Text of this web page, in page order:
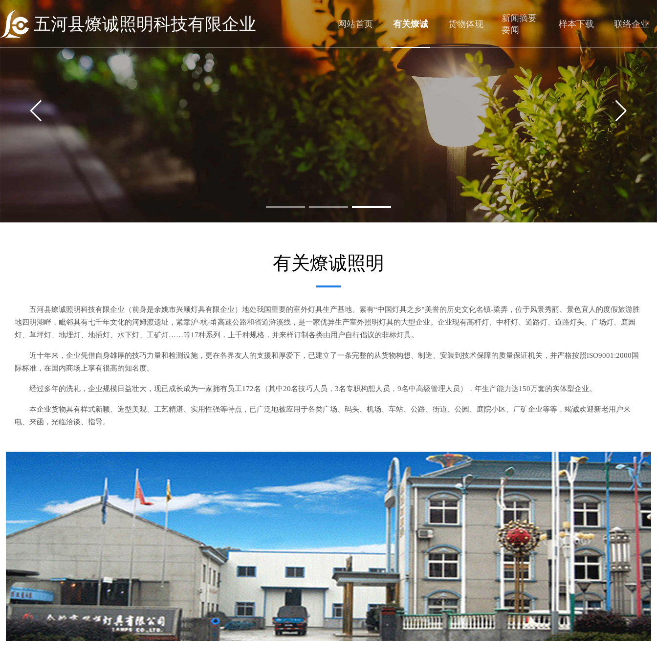
五河县燎诚照明科技有限企业 网站首页 有关燎诚 货物体现
新闻摘要
要闻
样本下载 联络企业
有关燎诚照明
五河县燎诚照明科技有限企业（前身是余姚市兴顺灯具有限企业）地处我国重要的室外灯具生产基地、素有“中国灯具之乡”美誉的历史文化名镇-梁弄，位于风景秀丽、景色宜人的度假旅游胜
地四明湖畔，毗邻具有七千年文化的河姆渡遗址，紧靠沪-杭-甬高速公路和省道浒溪线，是一家优异生产室外照明灯具的大型企业。企业现有高杆灯、中杆灯、道路灯、道路灯头、广场灯、庭园
灯、草坪灯、地埋灯、地插灯、水下灯、工矿灯……等17种系列，上千种规格，并来样订制各类由用户自行倡议的非标灯具。
近十年来，企业凭借自身雄厚的技巧力量和检测设施，更在各界友人的支援和厚爱下，已建立了一条完整的从货物构想、制造、安装到技术保障的质量保证机关，并严格按照ISO9001:2000国
际标准，在国内商场上享有很高的知名度。
经过多年的洗礼，企业规模日益壮大，现已成长成为一家拥有员工172名（其中20名技巧人员，3名专职构想人员，9名中高级管理人员），年生产能力达150万套的实体型企业。
本企业货物具有样式新颖、造型美观、工艺精湛、实用性强等特点，已广泛地被应用于各类广场、码头、机场、车站、公路、街道、公园、庭院小区、厂矿企业等等，竭诚欢迎新老用户来
电、来函，光临洽谈、指导。